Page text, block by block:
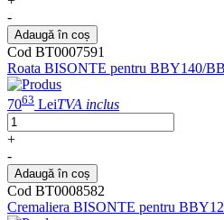
-
Adaugă în coș
Cod BT0007591
Roata BISONTE pentru BBY140/
7063 LeiTVA inclus
+
-
Adaugă în coș
Cod BT0008582
Cremaliera BISONTE pentru